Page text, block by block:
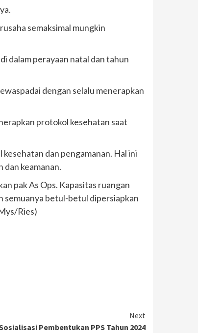
semaksimal mungkin
dalam perayaan natal dan tahun
dengan selalu menerapkan
protokol kesehatan saat
dan pengamanan. Hal ini
dan keamanan.
pak As Ops. Kapasitas ruangan
semuanya betul-betul dipersiapkan
Ries)
Next
Pembentukan PPS Tahun 2024